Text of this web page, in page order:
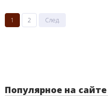
1 2 След.
Популярное на сайте